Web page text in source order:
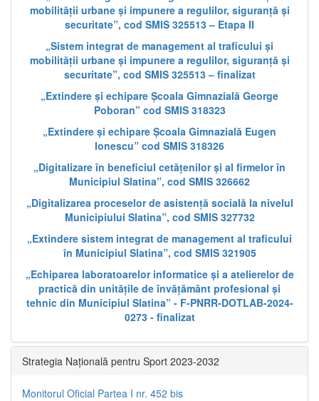
mobilității urbane și impunere a regulilor, siguranță și
securitate”, cod SMIS 325513 – Etapa II
„Sistem integrat de management al traficului și
mobilității urbane și impunere a regulilor, siguranță și
securitate”, cod SMIS 325513 – finalizat
„Extindere și echipare Școala Gimnazială George
Poboran” cod SMIS 318323
„Extindere și echipare Școala Gimnazială Eugen
Ionescu” cod SMIS 318326
„Digitalizare în beneficiul cetățenilor și al firmelor în
Municipiul Slatina”, cod SMIS 326662
„Digitalizarea proceselor de asistență socială la nivelul
Municipiului Slatina”, cod SMIS 327732
„Extindere sistem integrat de management al traficului
în Municipiul Slatina”, cod SMIS 321905
„Echiparea laboratoarelor informatice și a atelierelor de
practică din unitățile de învățământ profesional și
tehnic din Municipiul Slatina” - F-PNRR-DOTLAB-2024-
0273 - finalizat
Strategia Națională pentru Sport 2023-2032
Monitorul Oficial Partea I nr. 452 bis